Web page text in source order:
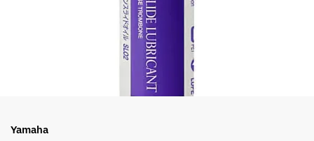
Yamaha